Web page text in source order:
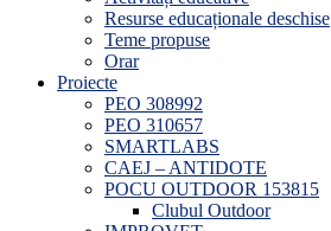
Resurse educaționale deschise
Teme propuse
Orar
Proiecte
PEO 308992
PEO 310657
SMARTLABS
CAEJ – ANTIDOTE
POCU OUTDOOR 153815
Clubul Outdoor